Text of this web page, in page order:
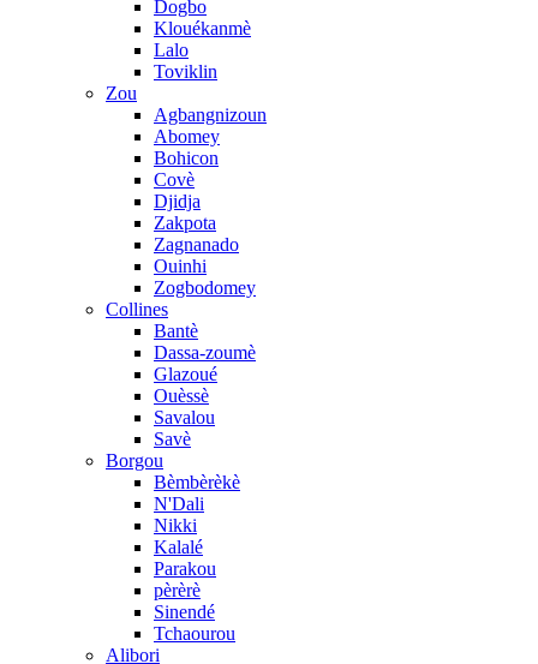
Dogbo
Klouékanmè
Lalo
Toviklin
Zou
Agbangnizoun
Abomey
Bohicon
Covè
Djidja
Zakpota
Zagnanado
Ouinhi
Zogbodomey
Collines
Bantè
Dassa-zoumè
Glazoué
Ouèssè
Savalou
Savè
Borgou
Bèmbèrèkè
N'Dali
Nikki
Kalalé
Parakou
pèrèrè
Sinendé
Tchaourou
Alibori